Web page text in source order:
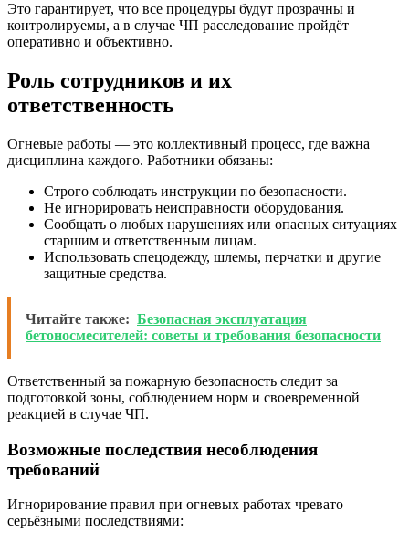
Это гарантирует, что все процедуры будут прозрачны и
контролируемы, а в случае ЧП расследование пройдёт
оперативно и объективно.
Роль сотрудников и их
ответственность
Огневые работы — это коллективный процесс, где важна
дисциплина каждого. Работники обязаны:
Строго соблюдать инструкции по безопасности.
Не игнорировать неисправности оборудования.
Сообщать о любых нарушениях или опасных ситуациях
старшим и ответственным лицам.
Использовать спецодежду, шлемы, перчатки и другие
защитные средства.
Читайте также: Безопасная эксплуатация
бетоносмесителей: советы и требования безопасности
Ответственный за пожарную безопасность следит за
подготовкой зоны, соблюдением норм и своевременной
реакцией в случае ЧП.
Возможные последствия несоблюдения
требований
Игнорирование правил при огневых работах чревато
серьёзными последствиями: